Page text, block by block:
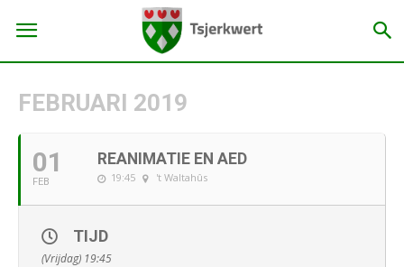
FEBRUARI 2019
01
FEB
REANIMATIE EN AED
19:45 't Waltahûs
TIJD
(Vrijdag) 19:45